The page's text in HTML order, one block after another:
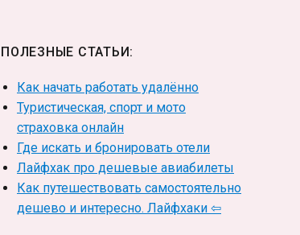
ПОЛЕЗНЫЕ СТАТЬИ:
Как начать работать удалённо
Туристическая, спорт и мото
страховка онлайн
Где искать и бронировать отели
Лайфхак про дешевые авиабилеты
Как путешествовать самостоятельно
дешево и интересно. Лайфхаки ⇦